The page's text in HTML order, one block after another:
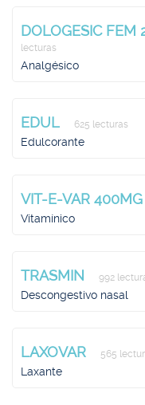
DOLOGESIC FEM
lecturas
Analgésico
EDUL 625 lecturas
Edulcorante
VIT-E-VAR 400MG
Vitamínico
TRASMIN 992
Descongestivo nasal
LAXOVAR 565
Laxante